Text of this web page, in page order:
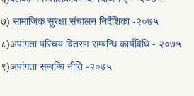
७) सामाजिक सुरक्षा संचालन निर्देशिका -२०७५
८)अपांगता परिचय वितरण सम्बन्धि कार्यविधि - २०७५
९)अपांगता सम्बन्धि नीति -२०७५